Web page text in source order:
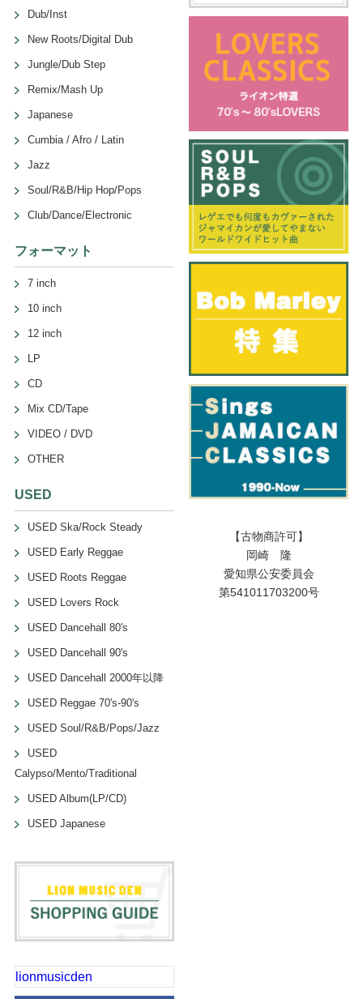
Dub/Inst
New Roots/Digital Dub
Jungle/Dub Step
Remix/Mash Up
Japanese
Cumbia / Afro / Latin
Jazz
Soul/R&B/Hip Hop/Pops
Club/Dance/Electronic
フォーマット
7 inch
10 inch
12 inch
LP
CD
Mix CD/Tape
VIDEO / DVD
OTHER
USED
USED Ska/Rock Steady
USED Early Reggae
USED Roots Reggae
USED Lovers Rock
USED Dancehall 80's
USED Dancehall 90's
USED Dancehall 2000年以降
USED Reggae 70's-90's
USED Soul/R&B/Pops/Jazz
USED
Calypso/Mento/Traditional
USED Album(LP/CD)
USED Japanese
lionmusicden
【古物商許可】
岡崎 隆
愛知県公安委員会
第541011703200号